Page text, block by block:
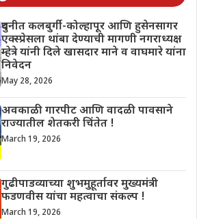
दुधनीत कलबुर्गी-कोल्हापूर आणि हुसेनसागर
एक्स्प्रेसला थांबा देण्याची मागणी नगराध्यक्ष
म्हेत्रे यांनी दिले खासदार माने व वाघमारे यांना
निवेदन
May 28, 2026
अवकाळी गारपीट आणि वादळी पावसाने
राज्यातील शेतकरी चिंतेत !
March 19, 2026
गुढीपाडव्याच्या शुभमुहूर्तावर मुख्यमंत्री
फडणवीस यांचा महत्वाचा संकल्प !
March 19, 2026